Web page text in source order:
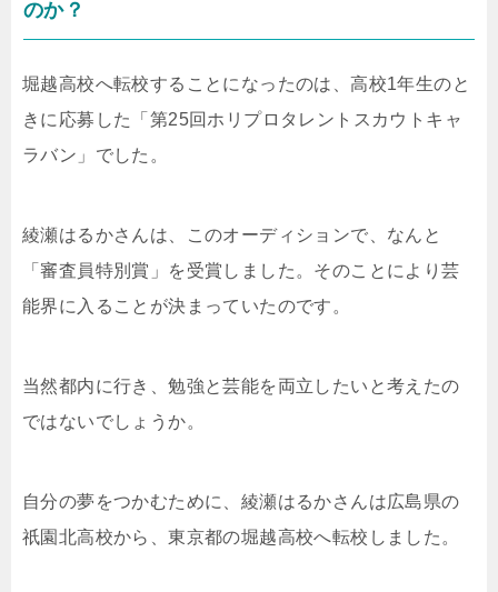
のか？
堀越高校へ転校することになったのは、高校1年生のと
きに応募した「第25回ホリプロタレントスカウトキャ
ラバン」でした。
綾瀬はるかさんは、このオーディションで、なんと
「審査員特別賞」を受賞しました。そのことにより芸
能界に入ることが決まっていたのです。
当然都内に行き、勉強と芸能を両立したいと考えたの
ではないでしょうか。
自分の夢をつかむために、綾瀬はるかさんは広島県の
祇園北高校から、東京都の堀越高校へ転校しました。